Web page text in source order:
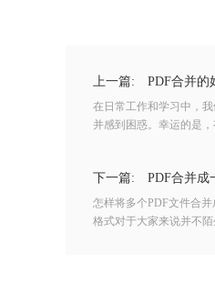
上一篇: PDF合并的
在日常工作和学习中，
并感到困惑。幸运的是
下一篇: PDF合并成
怎样将多个PDF文件合
格式对于大家来说并不